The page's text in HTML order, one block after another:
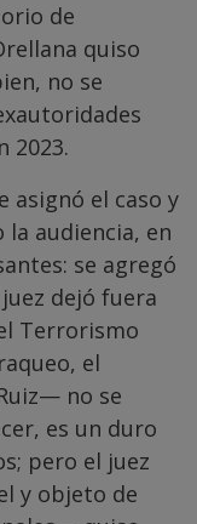
de
quiso
no se
2023.
asignó el caso y
la audiencia, en
se agregó
dejó fuera
Terrorismo
el
no se
es un duro
pero el juez
y objeto de